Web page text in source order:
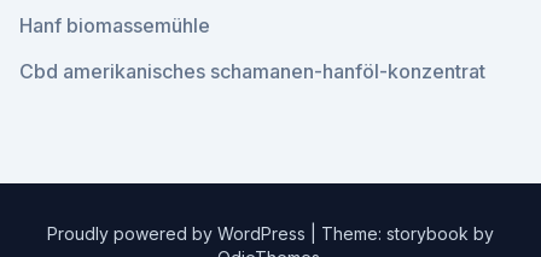
Hanf biomassemühle
Cbd amerikanisches schamanen-hanföl-konzentrat
Proudly powered by WordPress
Theme: storybook by